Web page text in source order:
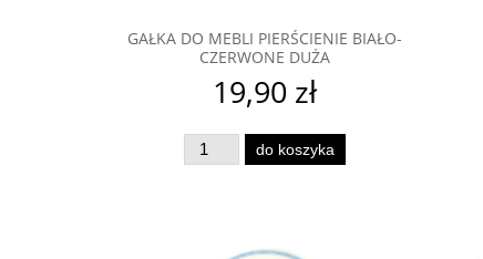
GAŁKA DO MEBLI PIERŚCIENIE BIAŁO-
CZERWONE DUŻA
19,90 zł
do koszyka